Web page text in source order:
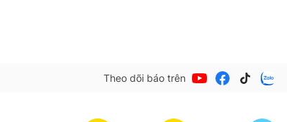
Theo dõi báo trên